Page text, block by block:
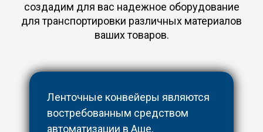
создадим для вас надежное оборудование
для транспортировки различных материалов
ваших товаров.
Ленточные конвейеры являются
востребованным средством
автоматизации в Аше,